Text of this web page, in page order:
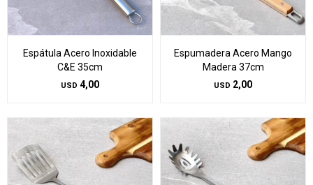
Espátula Acero Inoxidable
C&E 35cm
USD 4,00
Espumadera Acero Mango
Madera 37cm
USD 2,00